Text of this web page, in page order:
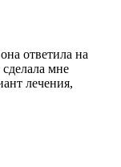
ответила на
мне
лечения,